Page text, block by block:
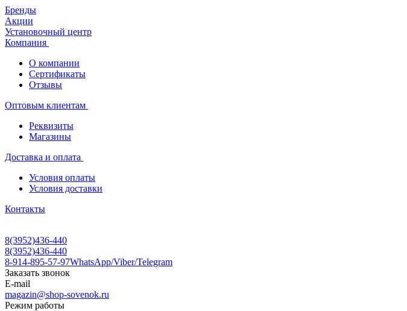
Бренды
Акции
Установочный центр
Компания
О компании
Сертификаты
Отзывы
Оптовым клиентам
Реквизиты
Магазины
Доставка и оплата
Условия оплаты
Условия доставки
Контакты
8(3952)436-440
8(3952)436-440
8-914-895-57-97WhatsApp/Viber/Telegram
Заказать звонок
E-mail
magazin@shop-sovenok.ru
Режим работы